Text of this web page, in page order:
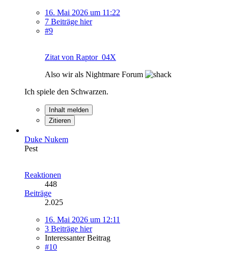
16. Mai 2026 um 11:22
7 Beiträge hier
#9
Zitat von Raptor_04X
Also wir als Nightmare Forum
Ich spiele den Schwarzen.
Inhalt melden
Zitieren
Duke Nukem
Pest
Reaktionen
448
Beiträge
2.025
16. Mai 2026 um 12:11
3 Beiträge hier
Interessanter Beitrag
#10